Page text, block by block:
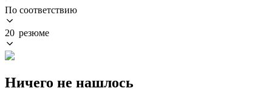
По соответствию
20 резюме
Ничего не нашлось